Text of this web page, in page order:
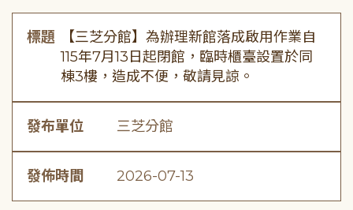
標題
【三芝分館】為辦理新館落成啟用作業自
115年7月13日起閉館，臨時櫃臺設置於同
棟3樓，造成不便，敬請見諒。
發布單位 三芝分館
發佈時間 2026-07-13